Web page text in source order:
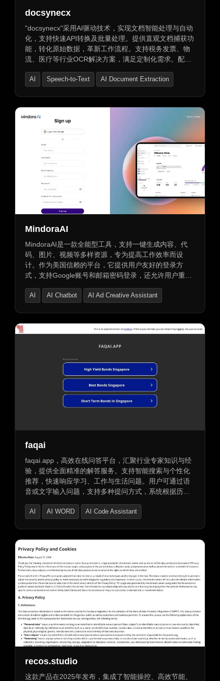
docsynecx
"docsynecx"采用AI驱动技术，实现文档智能处理与自动
化，支持快速API转换及批量处理。提供直观文档捕获功
能，转化原始数据，革新工作流程。支持税务发票、物
流、医疗等行业OCR解决方案，满足定制化需求。配备
与多格式文档，提供丰富数据服务及安全功能，包括数
AI Speech-to-Text AI Document Extraction
MindoraAI
MindoraAI是一款全能型工具，支持一键生成内容、代
码、图片、视频等多样资源，专为提高工作效率而设
计。作为美国信赖的平台，它提供用户友好的登录方
式，支持Google账号和邮箱密码登录，还允许用户重置
AI AI Chatbot AI Ad Creative Assistant
faqai
faqai.app，高效在线问答平台，汇聚行业专家知识与经
验，提供全面精准的解答服务。支持智能搜索与个性化
推荐，快速响应学习、工作与生活问题。用户可通过语
音或文字输入问题，支持多种提问方式，系统根据历史
跨平台访问，不同设备轻松登录，知识触手可及。
AI AI WORD AI Code Assistant
recos.studio
这款产品在2025年发布，集成了智能操控、高效节能、